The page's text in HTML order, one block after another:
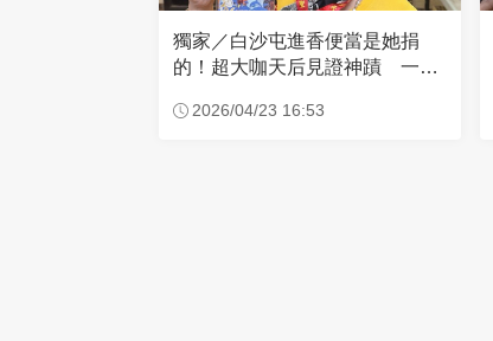
獨家／白沙屯進香便當是她捐
的！超大咖天后見證神蹟 一靠
2026/04/23 16:53